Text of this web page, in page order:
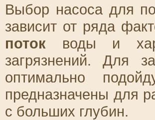
Выбор насоса для
зависит от ряда
поток воды и
загрязнений. Для
оптимально
предназначены для
с больших глубин.